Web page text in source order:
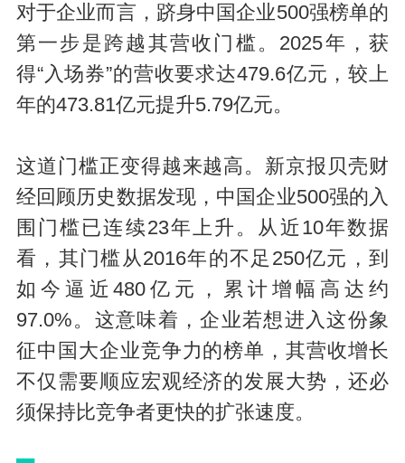
对于企业而言，跻身中国企业500强榜单的
第一步是跨越其营收门槛。2025年，获
得“入场券”的营收要求达479.6亿元，较上
年的473.81亿元提升5.79亿元。
这道门槛正变得越来越高。新京报贝壳财
经回顾历史数据发现，中国企业500强的入
围门槛已连续23年上升。从近10年数据
看，其门槛从2016年的不足250亿元，到
如今逼近480亿元，累计增幅高达约
97.0%。这意味着，企业若想进入这份象
征中国大企业竞争力的榜单，其营收增长
不仅需要顺应宏观经济的发展大势，还必
须保持比竞争者更快的扩张速度。